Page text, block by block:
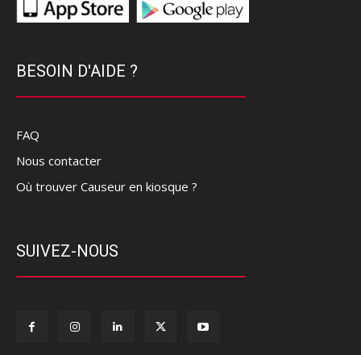
BESOIN D'AIDE ?
FAQ
Nous contacter
Où trouver Causeur en kiosque ?
SUIVEZ-NOUS